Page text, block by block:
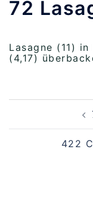
72
Lasagne (11)
(4,17)
422